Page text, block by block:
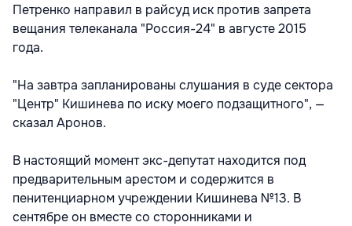
Петренко направил в райсуд иск против запрета
вещания телеканала "Россия-24" в августе 2015
года.
"На завтра запланированы слушания в суде сектора
"Центр" Кишинева по иску моего подзащитного", —
сказал Аронов.
В настоящий момент экс-депутат находится под
предварительным арестом и содержится в
пенитенциарном учреждении Кишинева №13. В
сентябре он вместе со сторонниками и